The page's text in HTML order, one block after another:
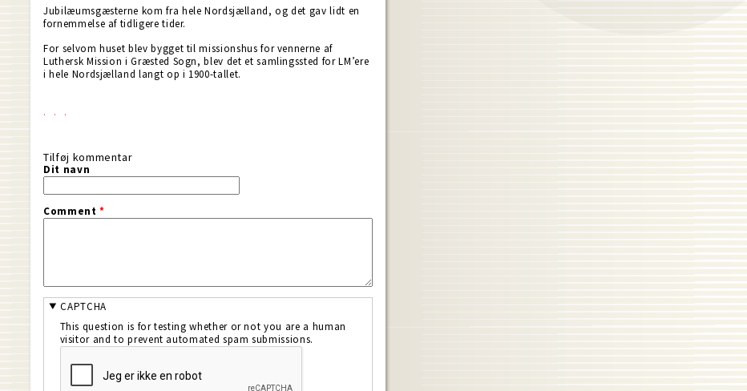
Jubilæumsgæsterne kom fra hele Nordsjælland, og det gav lidt en
fornemmelse af tidligere tider.
For selvom huset blev bygget til missionshus for vennerne af
Luthersk Mission i Græsted Sogn, blev det et samlingssted for LM’ere
i hele Nordsjælland langt op i 1900-tallet.
Tilføj kommentar
Dit navn
Comment*
CAPTCHA
This question is for testing whether or not you are a human
visitor and to prevent automated spam submissions.